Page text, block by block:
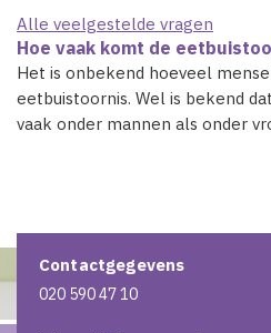
Alle veelgestelde vragen
Hoe vaak komt de
Het is onbekend hoeveel
eetbuistoornis. Wel is bekend
vaak onder mannen als onder
Contactgegevens
020 590 47 10